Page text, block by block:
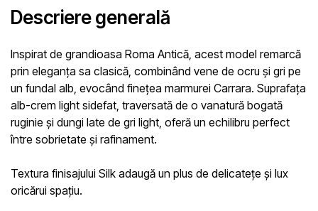
Descriere generală
Inspirat de grandioasa Roma Antică, acest model remarcă
prin eleganța sa clasică, combinând vene de ocru și gri pe
un fundal alb, evocând finețea marmurei Carrara. Suprafața
alb-crem light sidefat, traversată de o vanatură bogată
ruginie și dungi late de gri light, oferă un echilibru perfect
între sobrietate și rafinament.
Textura finisajului Silk adaugă un plus de delicatețe și lux
oricărui spațiu.